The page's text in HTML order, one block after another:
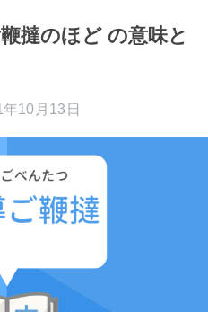
撻のほど の意味と
10月13日